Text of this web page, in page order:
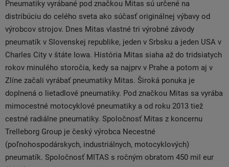
Pneumatiky vyrábané pod značkou Mitas sú určené na
distribúciu do celého sveta ako súčasť originálnej výbavy od
výrobcov strojov. Dnes Mitas vlastné tri výrobné závody
pneumatík v Slovenskej republike, jeden v Srbsku a jeden USA v
Charles City v štáte Iowa. História Mitas siaha až do tridsiatych
rokov minulého storočia, kedy sa najprv v Prahe a potom aj v
Zlíne začali vyrábať pneumatiky Mitas. Široká ponuka je
doplnená o lietadlové pneumatiky. Pod značkou Mitas sa vyrába
mimocestné motocyklové pneumatiky a od roku 2013 tiež
cestné radiálne pneumatiky. Spoločnosť Mitas z koncernu
Trelleborg Group je český výrobca Necestné
(poľnohospodárskych, industriálnych, motocyklových)
pneumatík. Spoločnosť MITAS s ročným obratom 450 mil eur